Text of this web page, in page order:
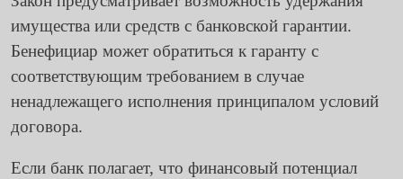
имущества или средств с банковской гарантии.
Бенефициар может обратиться к гаранту с
соответствующим требованием в случае
ненадлежащего исполнения принципалом условий
договора.
Если банк полагает, что финансовый потенциал